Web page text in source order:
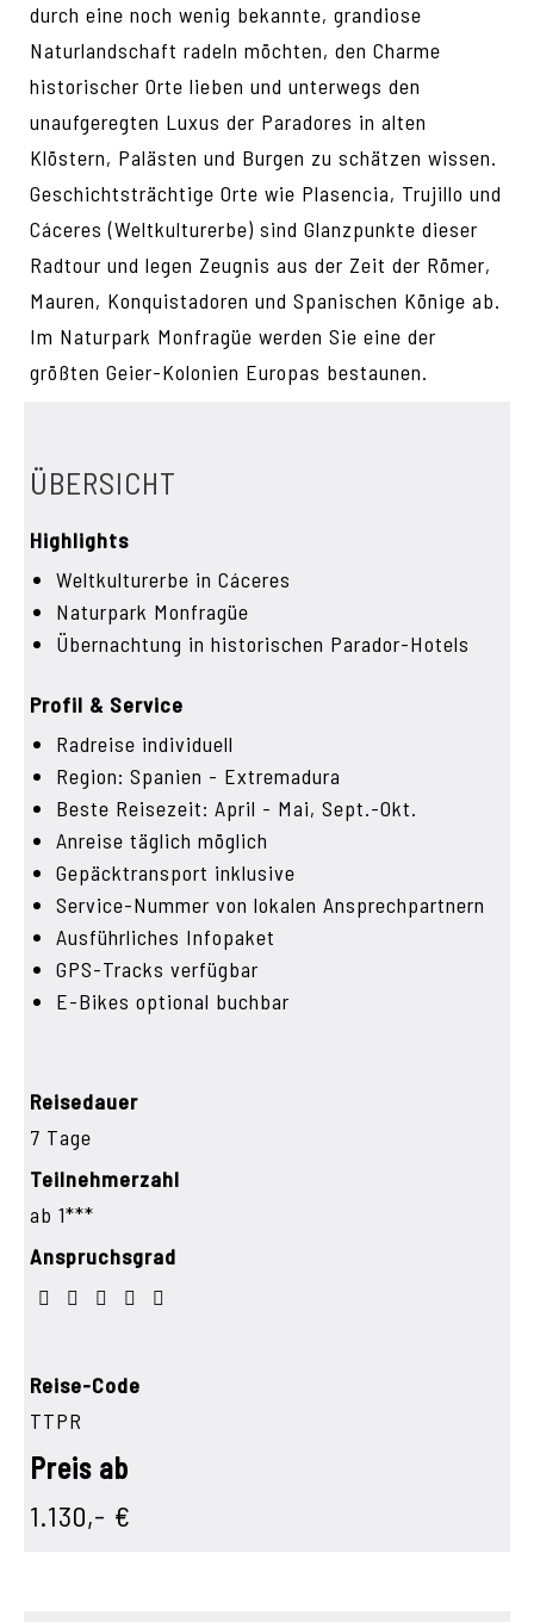
durch eine noch wenig bekannte, grandiose
Naturlandschaft radeln möchten, den Charme
historischer Orte lieben und unterwegs den
unaufgeregten Luxus der Paradores in alten
Klöstern, Palästen und Burgen zu schätzen wissen.
Geschichtsträchtige Orte wie Plasencia, Trujillo und
Cáceres (Weltkulturerbe) sind Glanzpunkte dieser
Radtour und legen Zeugnis aus der Zeit der Römer,
Mauren, Konquistadoren und Spanischen Könige ab.
Im Naturpark Monfragüe werden Sie eine der
größten Geier-Kolonien Europas bestaunen.
ÜBERSICHT
Highlights
Weltkulturerbe in Cáceres
Naturpark Monfragüe
Übernachtung in historischen Parador-Hotels
Profil & Service
Radreise individuell
Region: Spanien - Extremadura
Beste Reisezeit: April - Mai, Sept.-Okt.
Anreise täglich möglich
Gepäcktransport inklusive
Service-Nummer von lokalen Ansprechpartnern
Ausführliches Infopaket
GPS-Tracks verfügbar
E-Bikes optional buchbar
Reisedauer
7 Tage
Teilnehmerzahl
ab 1***
Anspruchsgrad
Reise-Code
TTPR
Preis ab
1.130,- €